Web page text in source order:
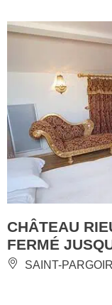
CHÂTEAU
FERMÉ
SAINT-